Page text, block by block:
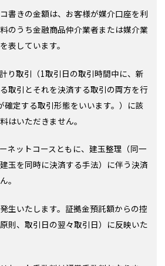
書きの金額は、お客様が媒介口座を利
のうち金融商品仲介業者または媒介業
表しています。
り取引（1取引日の取引時間中に、新
取引とそれを決済する取引の両方を行
確定する取引形態をいいます。）に該
はいただきません。
ネットコースともに、建玉整理（同一
玉を同時に決済する手法）に伴う決済
。
生いたします。証拠金預託額からの控
則、取引日の翌々取引日）に反映いた